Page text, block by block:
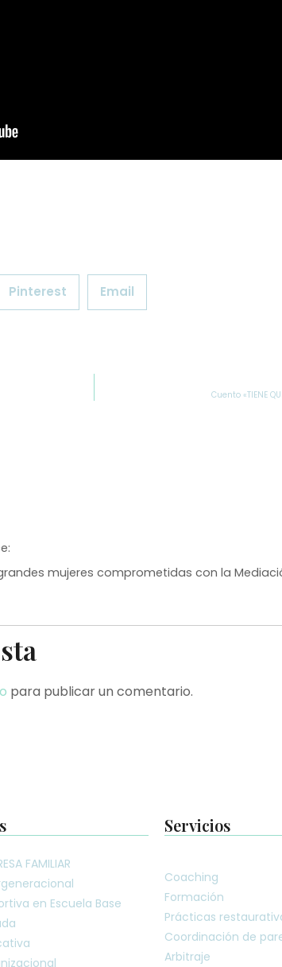
Pinterest Email
Cuento «TIENE
mujeres comprometidas con la
para publicar un comentario.
FAMILIAR
en Escuela Base
Servicios
Coaching
Formación
Prácticas
Coordinación de
Arbitraje